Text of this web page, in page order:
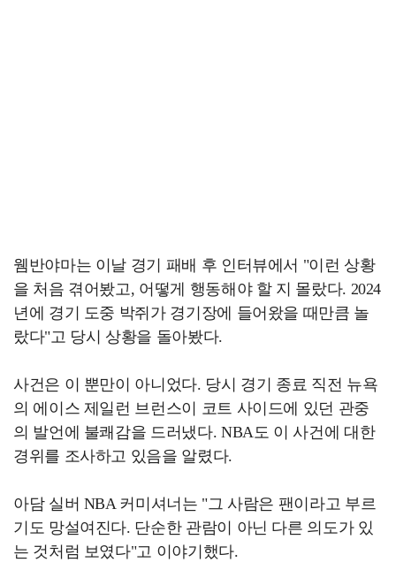
웸반야마는 이날 경기 패배 후 인터뷰에서 "이런 상황
을 처음 겪어봤고, 어떻게 행동해야 할 지 몰랐다. 2024
년에 경기 도중 박쥐가 경기장에 들어왔을 때만큼 놀
랐다"고 당시 상황을 돌아봤다.
사건은 이 뿐만이 아니었다. 당시 경기 종료 직전 뉴욕
의 에이스 제일런 브런스이 코트 사이드에 있던 관중
의 발언에 불쾌감을 드러냈다. NBA도 이 사건에 대한
경위를 조사하고 있음을 알렸다.
아담 실버 NBA 커미셔너는 "그 사람은 팬이라고 부르
기도 망설여진다. 단순한 관람이 아닌 다른 의도가 있
는 것처럼 보였다"고 이야기했다.